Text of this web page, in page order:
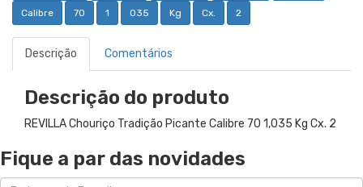
Calibre 70 1 035 Kg Cx. 2
Descrição Comentários
Descrição do produto
REVILLA Chouriço Tradição Picante Calibre 70 1,035 Kg Cx. 2
Fique a par das novidades